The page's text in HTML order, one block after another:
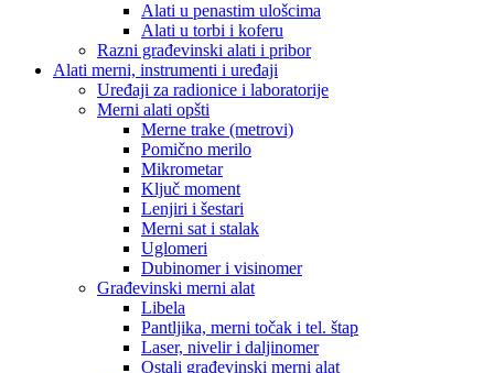
Alati u penastim ulošcima
Alati u torbi i koferu
Razni građevinski alati i pribor
Alati merni, instrumenti i uređaji
Uređaji za radionice i laboratorije
Merni alati opšti
Merne trake (metrovi)
Pomično merilo
Mikrometar
Ključ moment
Lenjiri i šestari
Merni sat i stalak
Uglomeri
Dubinomer i visinomer
Građevinski merni alat
Libela
Pantljika, merni točak i tel. štap
Laser, nivelir i daljinomer
Ostali građevinski merni alat